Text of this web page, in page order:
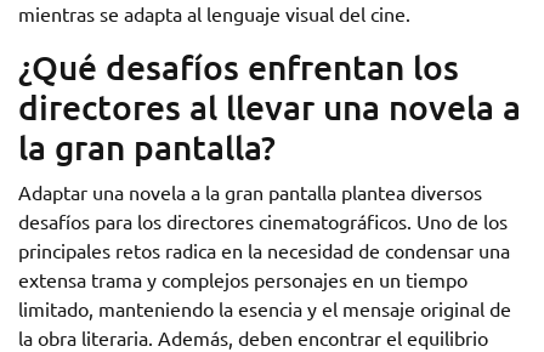
mientras se adapta al lenguaje visual del cine.
¿Qué desafíos enfrentan los
directores al llevar una novela a
la gran pantalla?
Adaptar una novela a la gran pantalla plantea diversos
desafíos para los directores cinematográficos. Uno de los
principales retos radica en la necesidad de condensar una
extensa trama y complejos personajes en un tiempo
limitado, manteniendo la esencia y el mensaje original de
la obra literaria. Además, deben encontrar el equilibrio